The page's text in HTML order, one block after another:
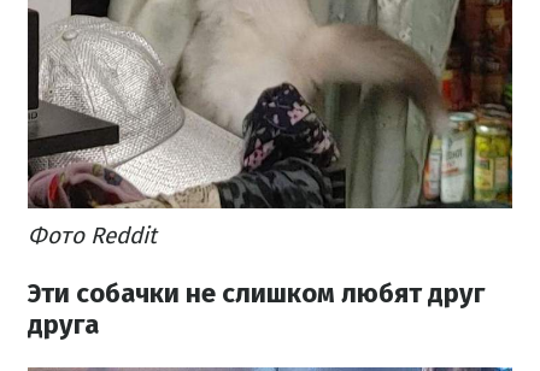
Фото Reddit
Эти собачки не слишком любят друг
друга